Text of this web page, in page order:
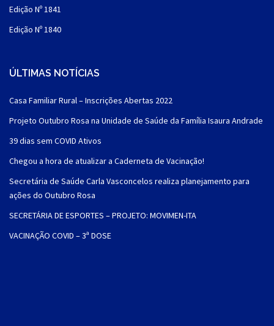
Edição Nº 1841
Edição Nº 1840
ÚLTIMAS NOTÍCIAS
Casa Familiar Rural – Inscrições Abertas 2022
Projeto Outubro Rosa na Unidade de Saúde da Família Isaura Andrade
39 dias sem COVID Ativos
Chegou a hora de atualizar a Caderneta de Vacinação!
Secretária de Saúde Carla Vasconcelos realiza planejamento para
ações do Outubro Rosa
SECRETÁRIA DE ESPORTES – PROJETO: MOVIMEN-ITA
VACINAÇÃO COVID – 3ª DOSE